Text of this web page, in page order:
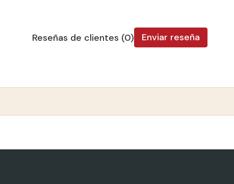
Reseñas de clientes (0) Enviar reseña